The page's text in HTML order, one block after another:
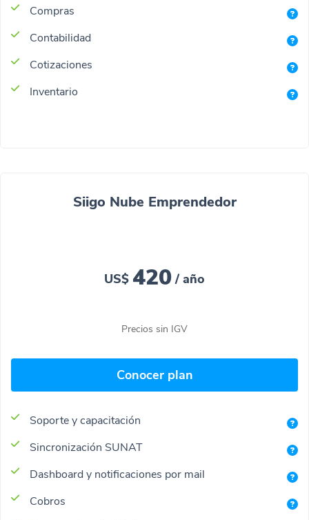
Compras
Contabilidad
Cotizaciones
Inventario
Siigo Nube Emprendedor
US$ 420 / año
Precios sin IGV
Conocer plan
Soporte y capacitación
Sincronización SUNAT
Dashboard y notificaciones por mail
Cobros